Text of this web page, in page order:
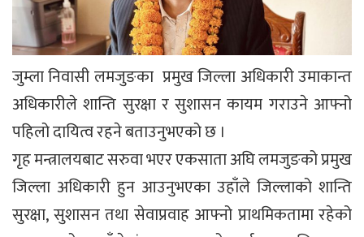
जुम्ला निवासी लमजुङका प्रमुख जिल्ला अधिकारी उमाकान्त
अधिकारीले शान्ति सुरक्षा र सुशासन कायम गराउने आफ्नो
पहिलो दायित्व रहने बताउनुभएको छ ।
गृह मन्त्रालयबाट सरुवा भएर एकसाता अघि लमजुङको प्रमुख
जिल्ला अधिकारी हुन आउनुभएका उहाँले जिल्लाको शान्ति
सुरक्षा, सुशासन तथा सेवाप्रवाह आफ्नो प्राथमिकतामा रहेको